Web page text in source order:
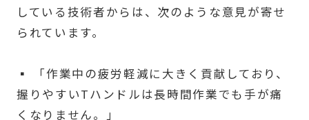
している技術者からは、次のような意見が寄せ
られています。
▪ 「作業中の疲労軽減に大きく貢献しており、
握りやすいTハンドルは長時間作業でも手が痛
くなりません。」